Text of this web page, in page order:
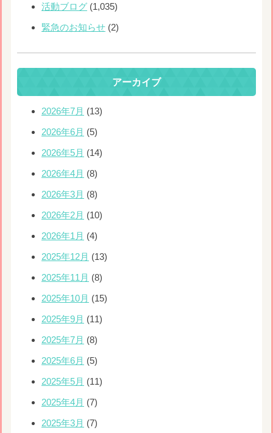
活動ブログ (1,035)
緊急のお知らせ (2)
アーカイブ
2026年7月 (13)
2026年6月 (5)
2026年5月 (14)
2026年4月 (8)
2026年3月 (8)
2026年2月 (10)
2026年1月 (4)
2025年12月 (13)
2025年11月 (8)
2025年10月 (15)
2025年9月 (11)
2025年7月 (8)
2025年6月 (5)
2025年5月 (11)
2025年4月 (7)
2025年3月 (7)